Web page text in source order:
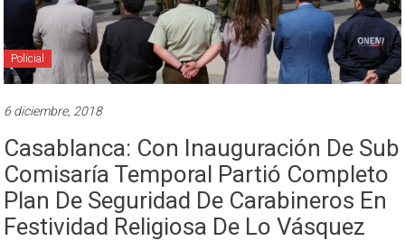
Policial
6 diciembre, 2018
Casablanca: Con Inauguración De Sub
Comisaría Temporal Partió Completo
Plan De Seguridad De Carabineros En
Festividad Religiosa De Lo Vásquez